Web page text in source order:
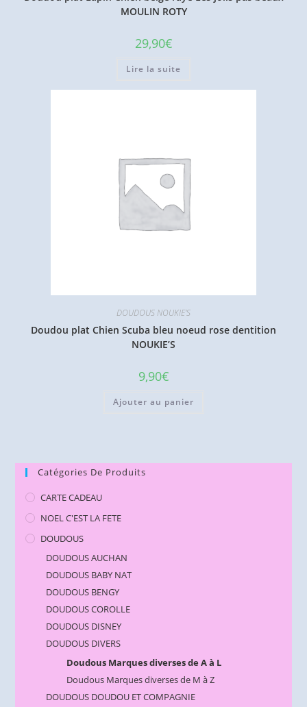
MOULIN ROTY
29,90€
Lire la suite
DOUDOUS NOUKIE'S
Doudou plat Chien Scuba bleu noeud rose dentition
NOUKIE’S
9,90€
Ajouter au panier
Catégories De Produits
CARTE CADEAU
NOEL C'EST LA FETE
DOUDOUS
DOUDOUS AUCHAN
DOUDOUS BABY NAT
DOUDOUS BENGY
DOUDOUS COROLLE
DOUDOUS DISNEY
DOUDOUS DIVERS
Doudous Marques diverses de A à L
Doudous Marques diverses de M à Z
DOUDOUS DOUDOU ET COMPAGNIE